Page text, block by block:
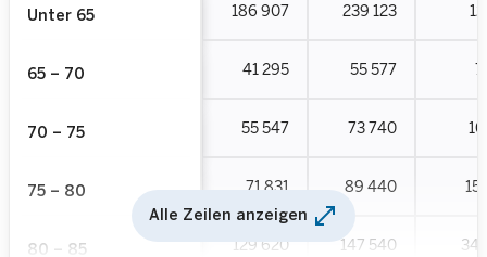
Unter 65 186 907 239 123
65 – 70 41 295 55 577 7
70 – 75 55 547 73 740
75 – 80 71 831 89 440 15
80 – 85 129 620 147 540 34
Alle Zeilen anzeigen open_in_full